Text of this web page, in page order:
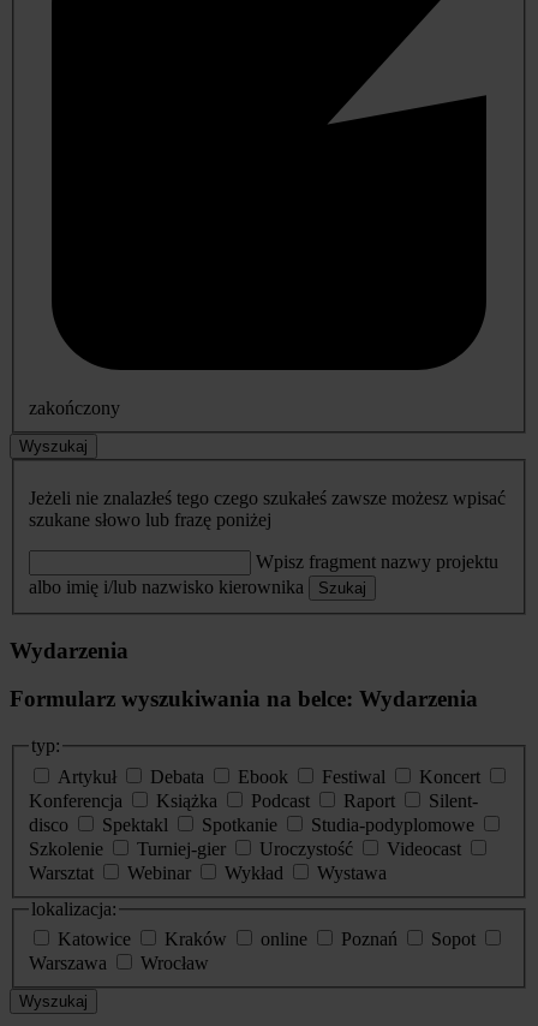
zakończony
Wyszukaj
Jeżeli nie znalazłeś tego czego szukałeś zawsze możesz wpisać
szukane słowo lub frazę poniżej
Wpisz fragment nazwy projektu
albo imię i/lub nazwisko kierownika
Szukaj
Wydarzenia
Formularz wyszukiwania na belce: Wydarzenia
typ:
Artykuł
Debata Ebook Festiwal
Koncert
Konferencja
Książka Podcast Raport
Silent-
disco
Spektakl Spotkanie
Studia-podyplomowe
Szkolenie
Turniej-gier Uroczystość
Videocast
Warsztat
Webinar Wykład
Wystawa
lokalizacja:
Katowice
Kraków online Poznań
Sopot
Warszawa
Wrocław
Wyszukaj